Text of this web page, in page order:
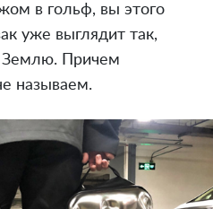
в гольф, вы этого
уже выглядит так,
Землю. Причем
называем.